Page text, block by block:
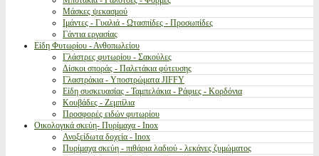
Μάσκες ψεκασμού
Ιμάντες - Γυαλιά - Ωτασπίδες - Προσωπίδες
Γάντια εργασίας
Είδη Φυτωρίου - Ανθοπωλείου
Γλάστρες φυτωρίου - Σακούλες
Δίσκοι σποράς - Παλετάκια φύτευσης
Γλαστράκια - Υποστρώματα JIFFY
Είδη συσκευασίας - Ταμπελάκια - Ράφιες - Κορδόνια
Κουβάδες - Ζεμπίλια
Προσφορές ειδών φυτωρίου
Οικολογικά σκεύη- Πυρίμαχα - Inox
Ανοξείδωτα δοχεία - Inox
Πυρίμαχα σκεύη - πιθάρια λαδιού - λεκάνες ζυμώματος